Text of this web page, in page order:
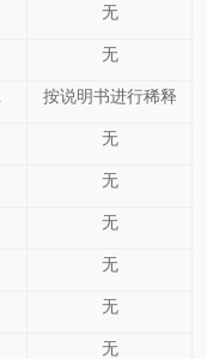
无
无
按说明书进行稀释
无
无
无
无
无
无